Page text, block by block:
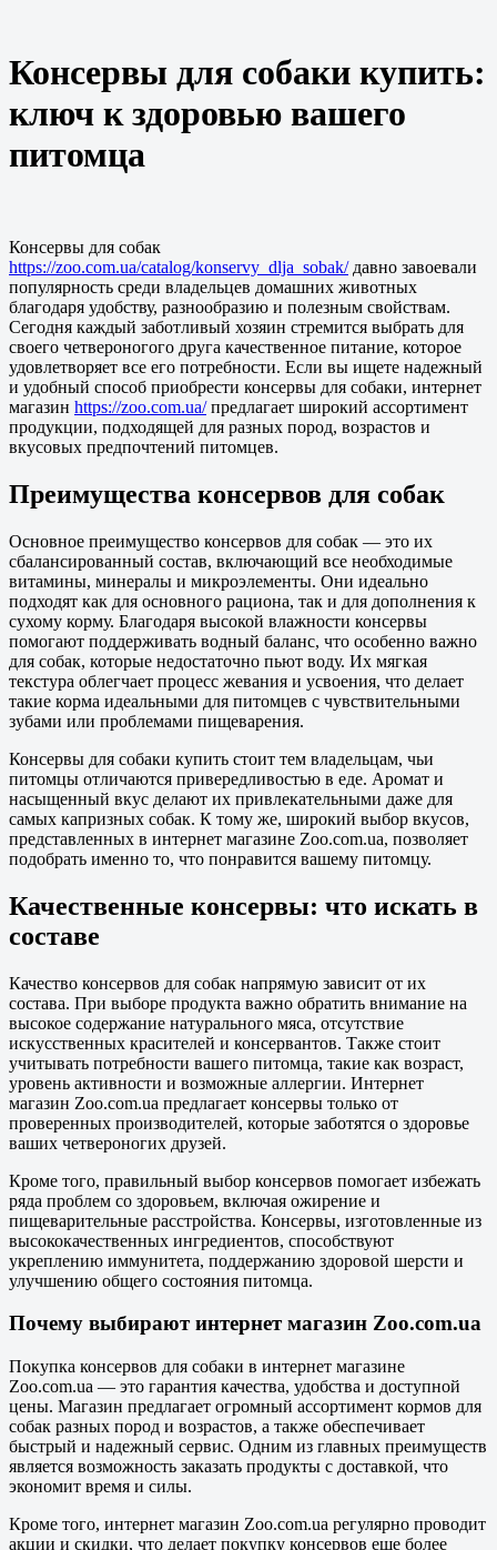
Консервы для собаки купить:
ключ к здоровью вашего
питомца
Консервы для собак
https://zoo.com.ua/catalog/konservy_dlja_sobak/давно завоевали
популярность среди владельцев домашних животных
благодаря удобству, разнообразию и полезным свойствам.
Сегодня каждый заботливый хозяин стремится выбрать для
своего четвероногого друга качественное питание, которое
удовлетворяет все его потребности. Если вы ищете надежный
и удобный способ приобрести консервы для собаки, интернет
магазин https://zoo.com.ua/предлагает широкий ассортимент
продукции, подходящей для разных пород, возрастов и
вкусовых предпочтений питомцев.
Преимущества консервов для собак
Основное преимущество консервов для собак — это их
сбалансированный состав, включающий все необходимые
витамины, минералы и микроэлементы. Они идеально
подходят как для основного рациона, так и для дополнения к
сухому корму. Благодаря высокой влажности консервы
помогают поддерживать водный баланс, что особенно важно
для собак, которые недостаточно пьют воду. Их мягкая
текстура облегчает процесс жевания и усвоения, что делает
такие корма идеальными для питомцев с чувствительными
зубами или проблемами пищеварения.
Консервы для собаки купить стоит тем владельцам, чьи
питомцы отличаются привередливостью в еде. Аромат и
насыщенный вкус делают их привлекательными даже для
самых капризных собак. К тому же, широкий выбор вкусов,
представленных в интернет магазине Zoo.com.ua, позволяет
подобрать именно то, что понравится вашему питомцу.
Качественные консервы: что искать в
составе
Качество консервов для собак напрямую зависит от их
состава. При выборе продукта важно обратить внимание на
высокое содержание натурального мяса, отсутствие
искусственных красителей и консервантов. Также стоит
учитывать потребности вашего питомца, такие как возраст,
уровень активности и возможные аллергии. Интернет
магазин Zoo.com.ua предлагает консервы только от
проверенных производителей, которые заботятся о здоровье
ваших четвероногих друзей.
Кроме того, правильный выбор консервов помогает избежать
ряда проблем со здоровьем, включая ожирение и
пищеварительные расстройства. Консервы, изготовленные из
высококачественных ингредиентов, способствуют
укреплению иммунитета, поддержанию здоровой шерсти и
улучшению общего состояния питомца.
Почему выбирают интернет магазин Zoo.com.ua
Покупка консервов для собаки в интернет магазине
Zoo.com.ua — это гарантия качества, удобства и доступной
цены. Магазин предлагает огромный ассортимент кормов для
собак разных пород и возрастов, а также обеспечивает
быстрый и надежный сервис. Одним из главных преимуществ
является возможность заказать продукты с доставкой, что
экономит время и силы.
Кроме того, интернет магазин Zoo.com.ua регулярно проводит
акции и скидки, что делает покупку консервов еще более